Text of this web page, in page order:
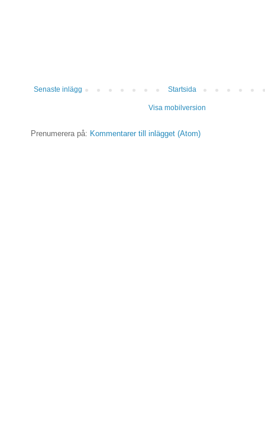
Senaste inlägg Startsida
Visa mobilversion
Prenumerera på: Kommentarer till inlägget (Atom)